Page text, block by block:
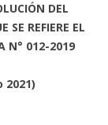
DEL
SE REFIERE EL
N° 012-2019
2021)